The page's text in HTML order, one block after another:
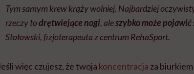
Tym samym krew krąży wolniej. Najbardziej
rzeczy todrętwiejące nogi, aleszybko może pojawić
Stołowski, fizjoterapeuta z centrum RehaSport.
więc czujesz, że twoja koncentracja za